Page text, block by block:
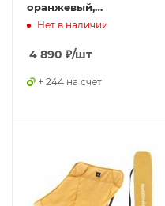
оранжевый,
6927595768242
Нет в наличии
4 890 ₽/шт
+ 244 на счет